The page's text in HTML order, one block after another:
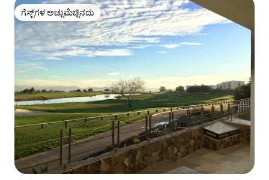
ಗೆಸ್ಟ್‌ಗಳ ಅಚ್ಚುಮೆಚ್ಚಿನದು
ಗೆಸ್ಟ್‌ಗಳ ಅಚ್ಚುಮೆಚ್ಚಿನದು